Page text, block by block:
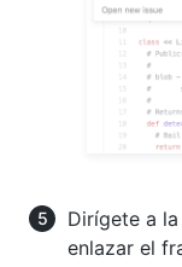
Dirígete a
enlazar el